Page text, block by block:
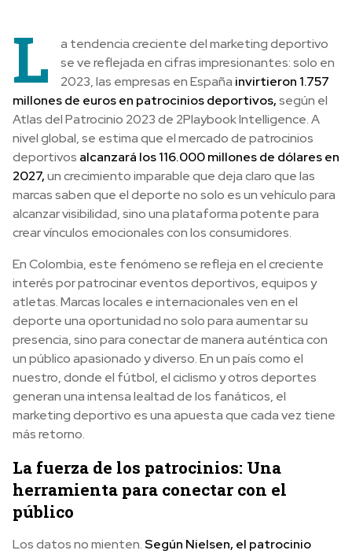
L
a tendencia creciente del marketing deportivo
se ve reflejada en cifras impresionantes: solo en
2023, las empresas en España invirtieron 1.757
millones de euros en patrocinios deportivos,según el
Atlas del Patrocinio 2023 de 2Playbook Intelligence. A
nivel global, se estima que el mercado de patrocinios
deportivos alcanzará los 116.000 millones de dólares en
2027,un crecimiento imparable que deja claro que las
marcas saben que el deporte no solo es un vehículo para
alcanzar visibilidad, sino una plataforma potente para
crear vínculos emocionales con los consumidores.
En Colombia, este fenómeno se refleja en el creciente
interés por patrocinar eventos deportivos, equipos y
atletas. Marcas locales e internacionales ven en el
deporte una oportunidad no solo para aumentar su
presencia, sino para conectar de manera auténtica con
un público apasionado y diverso. En un país como el
nuestro, donde el fútbol, el ciclismo y otros deportes
generan una intensa lealtad de los fanáticos, el
marketing deportivo es una apuesta que cada vez tiene
más retorno.
La fuerza de los patrocinios: Una
herramienta para conectar con el
público
Los datos no mienten.Según Nielsen, el patrocinio